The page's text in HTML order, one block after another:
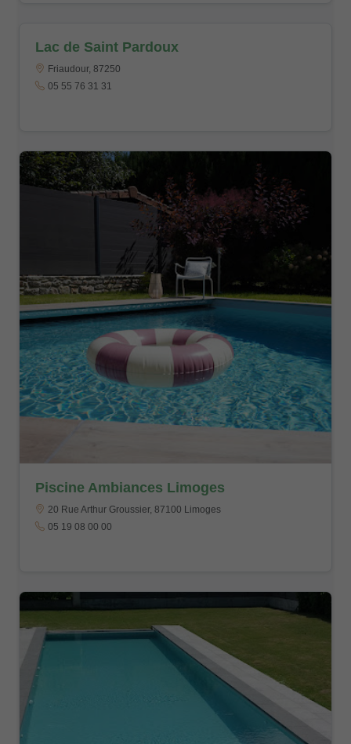
Lac de Saint Pardoux
Friaudour, 87250
05 55 76 31 31
Piscine Ambiances Limoges
20 Rue Arthur Groussier, 87100 Limoges
05 19 08 00 00